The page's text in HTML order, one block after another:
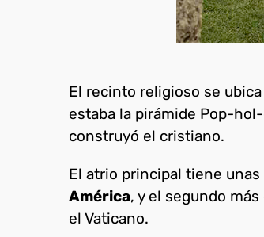
El recinto religioso se
estaba la pirámide Pop-
construyó el cristiano.
El atrio principal tiene
América, y el segundo
el Vaticano.